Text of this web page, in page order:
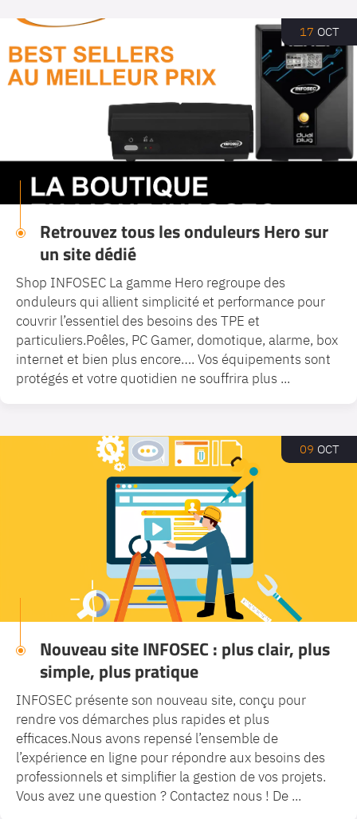
17 OCT
Retrouvez tous les onduleurs Hero sur
un site dédié
Shop INFOSEC La gamme Hero regroupe des
onduleurs qui allient simplicité et performance pour
couvrir l’essentiel des besoins des TPE et
particuliers.Poêles, PC Gamer, domotique, alarme, box
internet et bien plus encore…. Vos équipements sont
protégés et votre quotidien ne souffrira plus ...
09 OCT
Nouveau site INFOSEC : plus clair, plus
simple, plus pratique
INFOSEC présente son nouveau site, conçu pour
rendre vos démarches plus rapides et plus
efficaces.Nous avons repensé l’ensemble de
l’expérience en ligne pour répondre aux besoins des
professionnels et simplifier la gestion de vos projets.
Vous avez une question ? Contactez nous ! De ...